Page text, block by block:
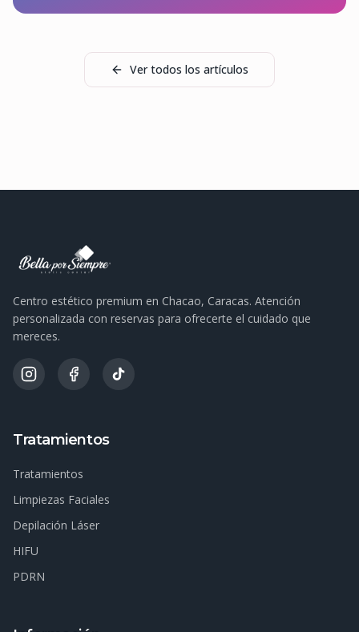
Ver todos los artículos
Centro estético premium en Chacao, Caracas. Atención
personalizada con reservas para ofrecerte el cuidado que
mereces.
Tratamientos
Tratamientos
Limpiezas Faciales
Depilación Láser
HIFU
PDRN